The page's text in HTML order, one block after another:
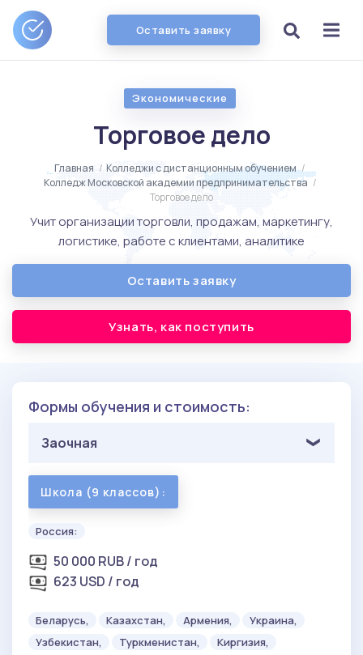
Оставить заявку
Экономические
Торговое дело
Главная / Колледжи с дистанционным обучением /
Колледж Московской академии предпринимательства /
Торговое дело
Учит организации торговли, продажам, маркетингу,
логистике, работе с клиентами, аналитике
Оставить заявку
Узнать, как поступить
Формы обучения и стоимость:
Заочная
Школа (9 классов):
Россия:
50 000 RUB / год
623 USD / год
Беларусь, Казахстан, Армения,
Украина,
Узбекистан,
Туркменистан,
Киргизия,